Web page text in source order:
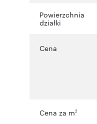
Powierzchnia
działki
Cena
Cena za m2